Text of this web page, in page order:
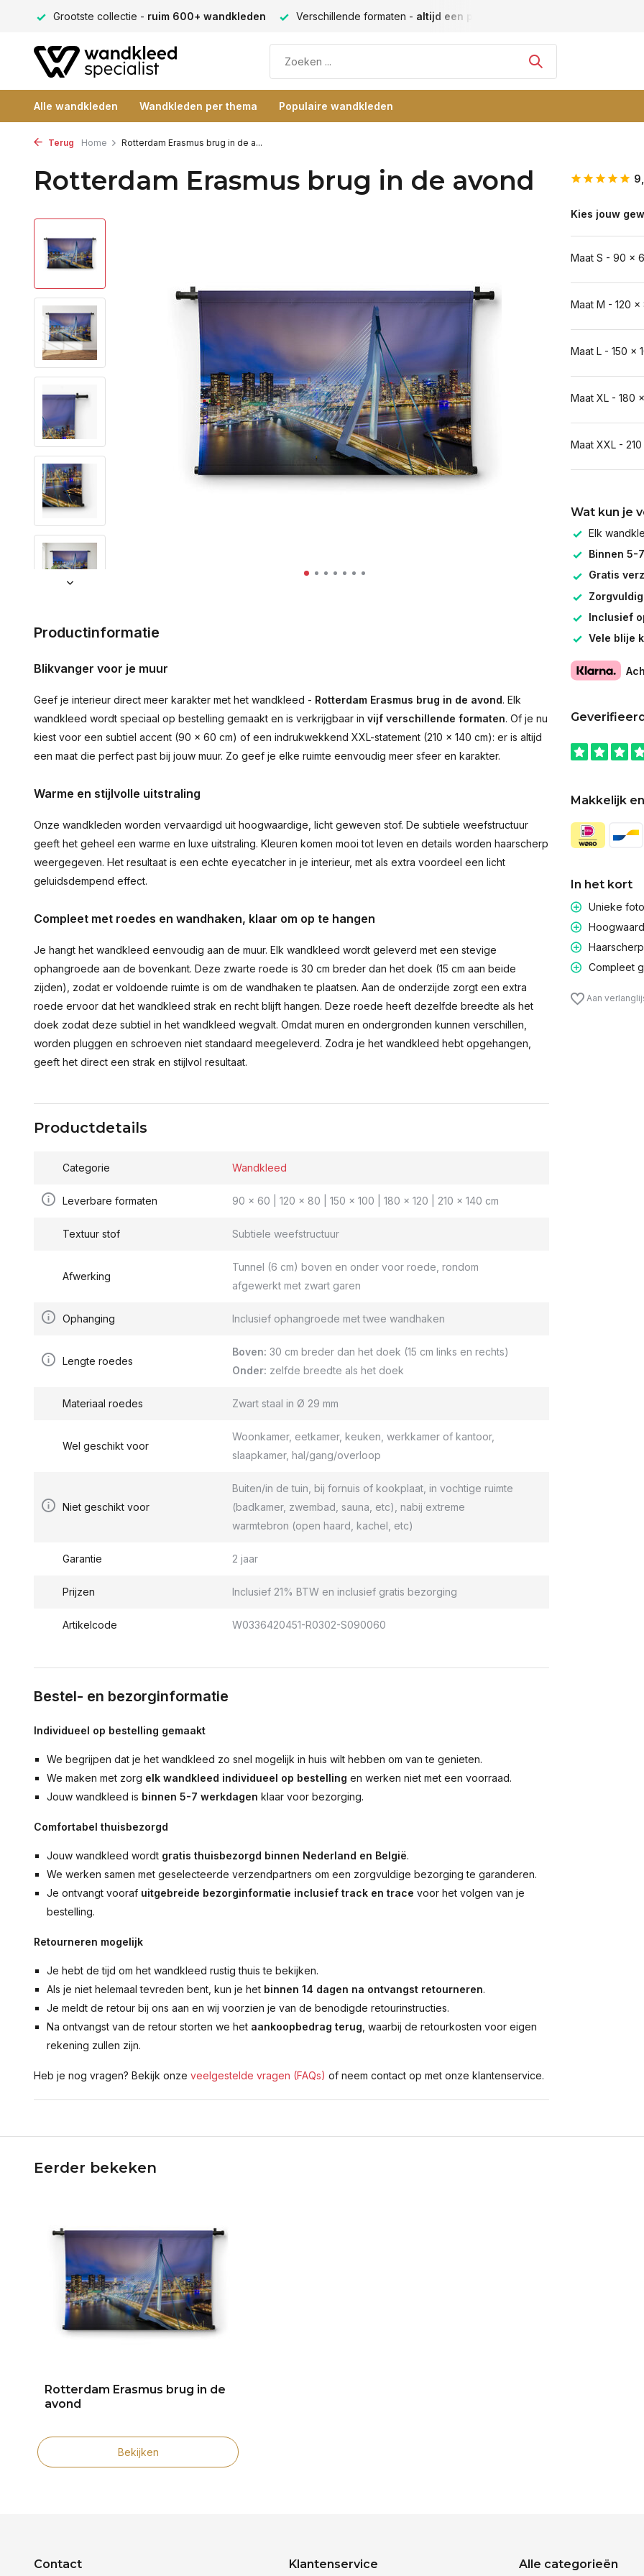
ruim 600+ wandkleden Verschillende formaten - altijd een passende maat Vele blije klanten -
Alle wandkleden Wandkleden per thema Populaire wandkleden
Terug Home Rotterdam Erasmus brug in de a...
Rotterdam Erasmus brug in de avond
Productinformatie
Blikvanger voor je muur
Geef je interieur direct meer karakter met het wandkleed - Rotterdam Erasmus brug in de avond. Elk
wandkleed wordt speciaal op bestelling gemaakt en is verkrijgbaar in vijf verschillende formaten. Of je nu
kiest voor een subtiel accent (90 × 60 cm) of een indrukwekkend XXL-statement (210 × 140 cm): er is altijd
een maat die perfect past bij jouw muur. Zo geef je elke ruimte eenvoudig meer sfeer en karakter.
Warme en stijlvolle uitstraling
Onze wandkleden worden vervaardigd uit hoogwaardige, licht geweven stof. De subtiele weefstructuur
geeft het geheel een warme en luxe uitstraling. Kleuren komen mooi tot leven en details worden haarscherp
weergegeven. Het resultaat is een echte eyecatcher in je interieur, met als extra voordeel een licht
geluidsdempend effect.
Compleet met roedes en wandhaken, klaar om op te hangen
Je hangt het wandkleed eenvoudig aan de muur. Elk wandkleed wordt geleverd met een stevige
ophangroede aan de bovenkant. Deze zwarte roede is 30 cm breder dan het doek (15 cm aan beide
zijden), zodat er voldoende ruimte is om de wandhaken te plaatsen. Aan de onderzijde zorgt een extra
roede ervoor dat het wandkleed strak en recht blijft hangen. Deze roede heeft dezelfde breedte als het
doek zodat deze subtiel in het wandkleed wegvalt. Omdat muren en ondergronden kunnen verschillen,
worden pluggen en schroeven niet standaard meegeleverd. Zodra je het wandkleed hebt opgehangen,
geeft het direct een strak en stijlvol resultaat.
Productdetails
Categorie Wandkleed
Leverbare formaten 90 x 60 | 120 x 80 | 150 x 100 | 180 x 120 | 210 x 140 cm
Textuur stof Subtiele weefstructuur
Afwerking
Tunnel (6 cm) boven en onder voor roede, rondom
afgewerkt met zwart garen
Ophanging Inclusief ophangroede met twee wandhaken
Lengte roedes
Boven: 30 cm breder dan het doek (15 cm links en rechts)
Onder: zelfde breedte als het doek
Materiaal roedes Zwart staal in Ø 29 mm
Wel geschikt voor
Woonkamer, eetkamer, keuken, werkkamer of kantoor,
slaapkamer, hal/gang/overloop
Niet geschikt voor
Buiten/in de tuin, bij fornuis of kookplaat, in vochtige ruimte
(badkamer, zwembad, sauna, etc), nabij extreme
warmtebron (open haard, kachel, etc)
Garantie 2 jaar
Prijzen Inclusief 21% BTW en inclusief gratis bezorging
Artikelcode W0336420451-R0302-S090060
Bestel- en bezorginformatie
Individueel op bestelling gemaakt
We begrijpen dat je het wandkleed zo snel mogelijk in huis wilt hebben om van te genieten.
We maken met zorg elk wandkleed individueel op bestelling en werken niet met een voorraad.
Jouw wandkleed is binnen 5-7 werkdagen klaar voor bezorging.
Comfortabel thuisbezorgd
Jouw wandkleed wordt gratis thuisbezorgd binnen Nederland en België.
We werken samen met geselecteerde verzendpartners om een zorgvuldige bezorging te garanderen.
Je ontvangt vooraf uitgebreide bezorginformatie inclusief track en trace voor het volgen van je
bestelling.
Retourneren mogelijk
Je hebt de tijd om het wandkleed rustig thuis te bekijken.
Als je niet helemaal tevreden bent, kun je het binnen 14 dagen na ontvangst retourneren.
Je meldt de retour bij ons aan en wij voorzien je van de benodigde retourinstructies.
Na ontvangst van de retour storten we het aankoopbedrag terug , waarbij de retourkosten voor eigen
rekening zullen zijn.
Heb je nog vragen? Bekijk onze veelgestelde vragen (FAQs) of neem contact op met onze klantenservice.
Kies jouw
Maat S - 90 x
Maat M - 120 x
Maat L - 150 x
Maat XL - 180
Maat XXL -
Wat kun je
Elk
Binnen 5-
Gratis
Inclusief
Vele blije
Makkelijk
In het kort
Unieke
Compleet
Aan
Eerder bekeken
Rotterdam Erasmus brug in de
avond
Bekijken
Contact Klantenservice Alle categorieën